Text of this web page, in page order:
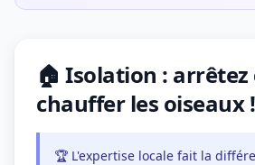
🏠 Isolation : arrêtez
chauffer les oiseaux
🏆 L'expertise locale fait la